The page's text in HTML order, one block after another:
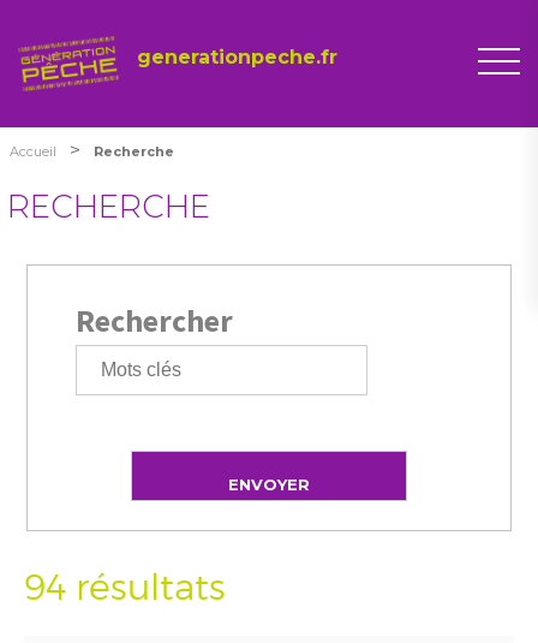
generationpeche.fr
Accueil > Recherche
RECHERCHE
Rechercher
94 résultats